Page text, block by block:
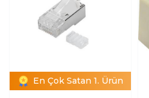
En Çok Satan 1. Ürün